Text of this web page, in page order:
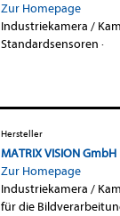
Zur Homepage
Industriekamera /
Standardsensoren ·
Hersteller
MATRIX VISION GmbH
Zur Homepage
Industriekamera /
für die